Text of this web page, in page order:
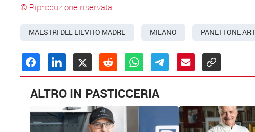
© Riproduzione riservata
MAESTRI DEL LIEVITO MADRE MILANO PANETTONE
ALTRO IN PASTICCERIA